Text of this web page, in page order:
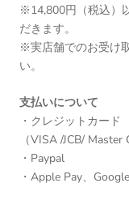
※14,800円（税込）
だきます。
※実店舗でのお受け
い。
支払いについて
・クレジットカード
（VISA /JCB/ Master
・Paypal
・Apple Pay、